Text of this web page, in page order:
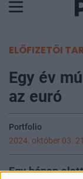
ELŐFIZETŐI
Egy év
az euró
Portfolio
2024. október 03.
Egy hónap